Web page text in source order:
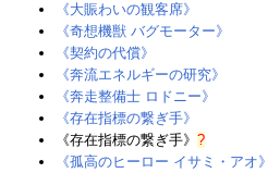
《大賑わいの観客席》
《奇想機獣 バグモーター》
《契約の代償》
《奔流エネルギーの研究》‎
《奔走整備士 ロドニー》‎
《存在指標の繋ぎ手》
《存在指標の繋ぎ手》‎ ?
《孤高のヒーロー イサミ・アオ》